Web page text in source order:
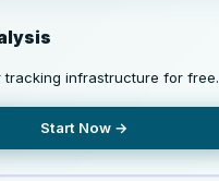
tracking infrastructure for free.
Start Now →